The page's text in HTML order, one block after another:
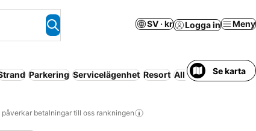
SV · kr Logga in Meny
Parkering Servicelägenhet Resort All-inclusiveSe karta
påverkar betalningar till oss rankningen